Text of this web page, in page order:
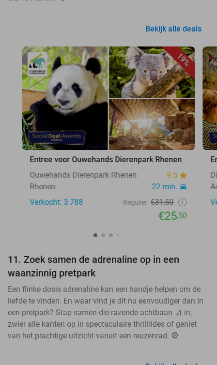
Bekijk alle deals
19%
Entree voor Ouwehands Dierenpark Rhenen
Ouwehands Dierenpark Rhenen
9.5
Rhenen
22 min.
Verkocht: 3.788
Regulier €31,50
€25,50
11. Zoek samen de adrenaline op in een
waanzinnig pretpark
Een flinke dosis adrenaline kan een handje helpen om de
liefde te vinden. En waar vind je dit nu eenvoudiger dan in
een pretpark? Stap samen die razende achtbaan 🎢 in,
zwier alle kanten op in spectaculaire thrillrides of geniet
van het prachtige uitzicht vanuit een reuzenrad. 🎡